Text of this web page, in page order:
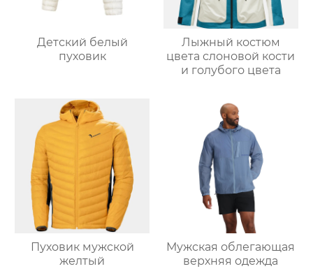
Детский белый
пуховик
Лыжный костюм
цвета слоновой кости
и голубого цвета
Пуховик мужской
желтый
Мужская облегающая
верхняя одежда